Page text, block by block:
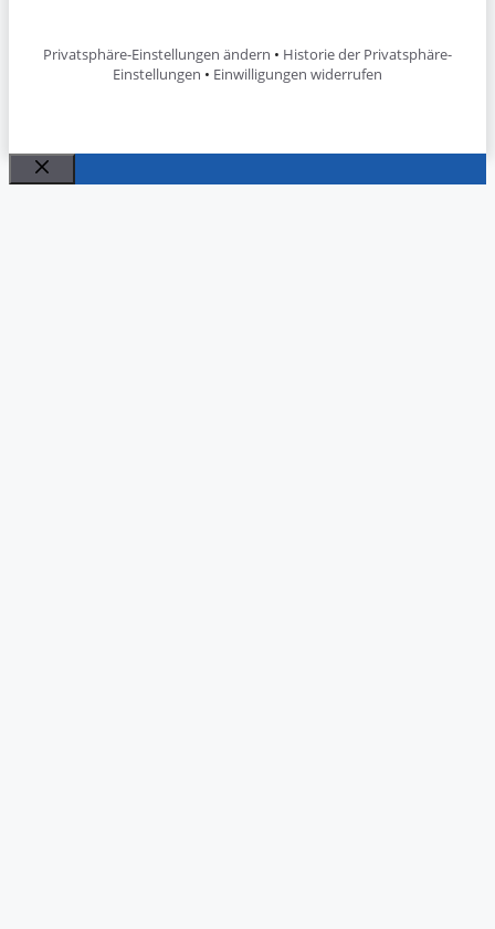
Privatsphäre-Einstellungen ändern • Historie der Privatsphäre-
Einstellungen • Einwilligungen widerrufen
Close